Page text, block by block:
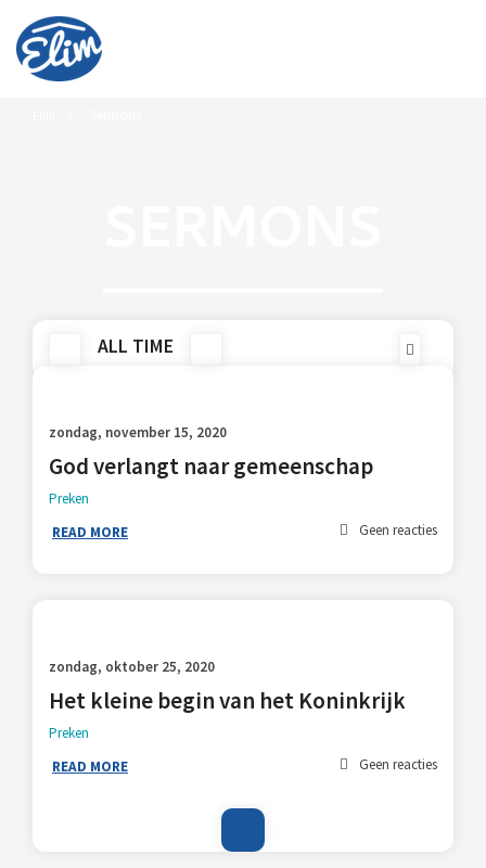
ALL TIME
zondag, november 15, 2020
God verlangt naar gemeenschap
Preken
READ MORE
Geen reacties
zondag, oktober 25, 2020
Het kleine begin van het Koninkrijk
Preken
READ MORE
Geen reacties